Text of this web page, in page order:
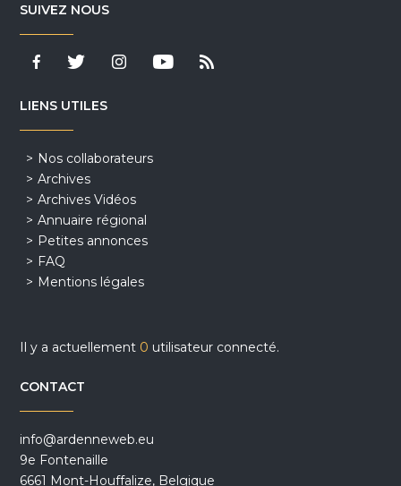
SUIVEZ NOUS
LIENS UTILES
Nos collaborateurs
Archives
Archives Vidéos
Annuaire régional
Petites annonces
FAQ
Mentions légales
Il y a actuellement 0 utilisateur connecté.
CONTACT
info@ardenneweb.eu
9e Fontenaille
6661 Mont-Houffalize, Belgique